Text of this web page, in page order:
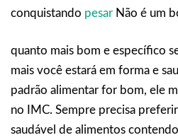
conquistando pesar Não é um
quanto mais bom e específico
mais você estará em forma e
padrão alimentar for bom, ele
no IMC. Sempre precisa
saudável de alimentos